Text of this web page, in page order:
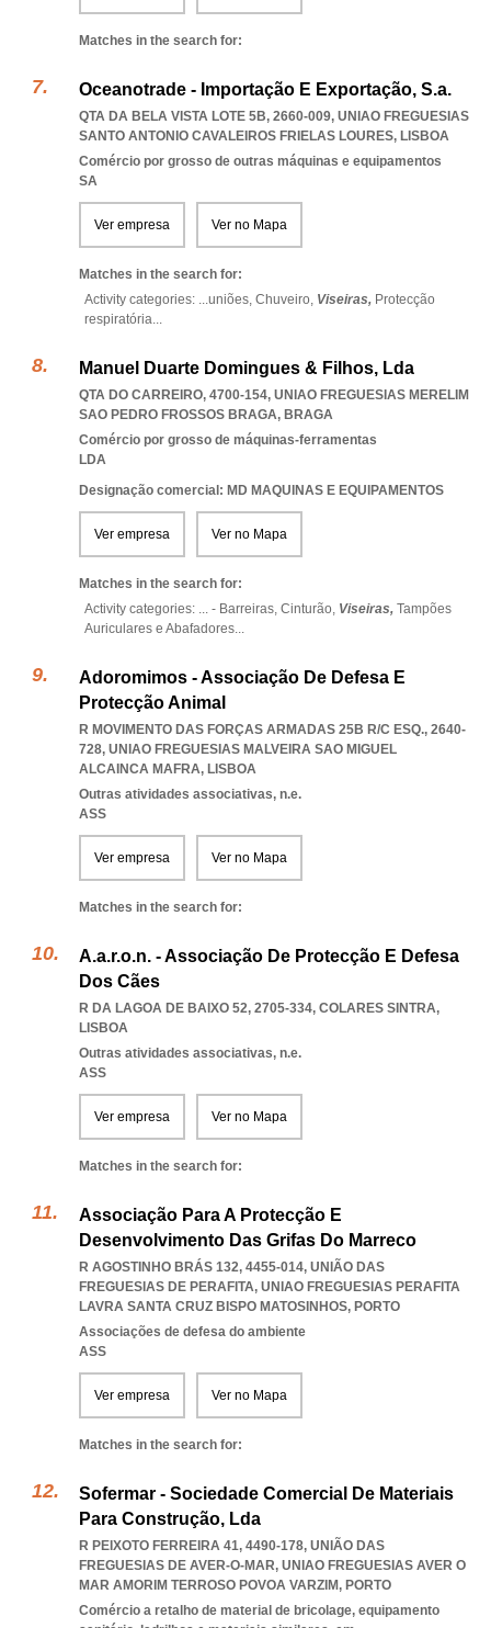
Matches in the search for:
Oceanotrade - Importação E Exportação, S.a.
QTA DA BELA VISTA LOTE 5B, 2660-009, UNIAO FREGUESIAS
SANTO ANTONIO CAVALEIROS FRIELAS LOURES, LISBOA
Comércio por grosso de outras máquinas e equipamentos
SA
Ver empresa Ver no Mapa
Matches in the search for:
Activity categories: ...uniões, Chuveiro, Viseiras, Protecção
respiratória...
Manuel Duarte Domingues & Filhos, Lda
QTA DO CARREIRO, 4700-154, UNIAO FREGUESIAS MERELIM
SAO PEDRO FROSSOS BRAGA, BRAGA
Comércio por grosso de máquinas-ferramentas
LDA
Designação comercial: MD MAQUINAS E EQUIPAMENTOS
Ver empresa Ver no Mapa
Matches in the search for:
Activity categories: ... - Barreiras, Cinturão, Viseiras, Tampões
Auriculares e Abafadores...
Adoromimos - Associação De Defesa E
Protecção Animal
R MOVIMENTO DAS FORÇAS ARMADAS 25B R/C ESQ., 2640-
728, UNIAO FREGUESIAS MALVEIRA SAO MIGUEL
ALCAINCA MAFRA, LISBOA
Outras atividades associativas, n.e.
ASS
Ver empresa Ver no Mapa
Matches in the search for:
A.a.r.o.n. - Associação De Protecção E Defesa
Dos Cães
R DA LAGOA DE BAIXO 52, 2705-334, COLARES SINTRA,
LISBOA
Outras atividades associativas, n.e.
ASS
Ver empresa Ver no Mapa
Matches in the search for:
Associação Para A Protecção E
Desenvolvimento Das Grifas Do Marreco
R AGOSTINHO BRÁS 132, 4455-014, UNIÃO DAS
FREGUESIAS DE PERAFITA, UNIAO FREGUESIAS PERAFITA
LAVRA SANTA CRUZ BISPO MATOSINHOS, PORTO
Associações de defesa do ambiente
ASS
Ver empresa Ver no Mapa
Matches in the search for:
Sofermar - Sociedade Comercial De Materiais
Para Construção, Lda
R PEIXOTO FERREIRA 41, 4490-178, UNIÃO DAS
FREGUESIAS DE AVER-O-MAR, UNIAO FREGUESIAS AVER O
MAR AMORIM TERROSO POVOA VARZIM, PORTO
Comércio a retalho de material de bricolage, equipamento